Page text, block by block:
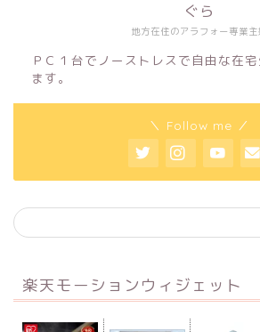
地方在住のアラフォー専業
ぐら
ＰＣ１台でノーストレスで自由な在
ます。
＼ Follow me ／
楽天モーションウィジェット